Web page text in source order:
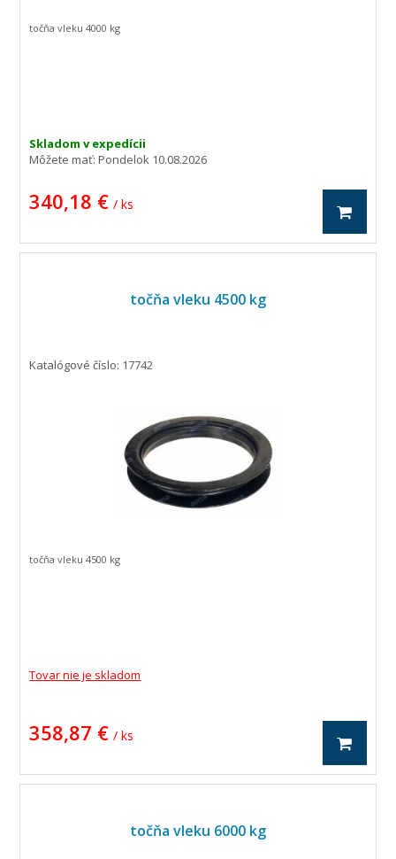
Skladom v expedícii
Môžete mať:Pondelok 10.08.2026
340,18 € / ks
točňa vleku 4000 kg
točňa vleku 4500 kg
Katalógové číslo: 17742
Tovar nie je skladom
358,87 € / ks
točňa vleku 4500 kg
točňa vleku 6000 kg